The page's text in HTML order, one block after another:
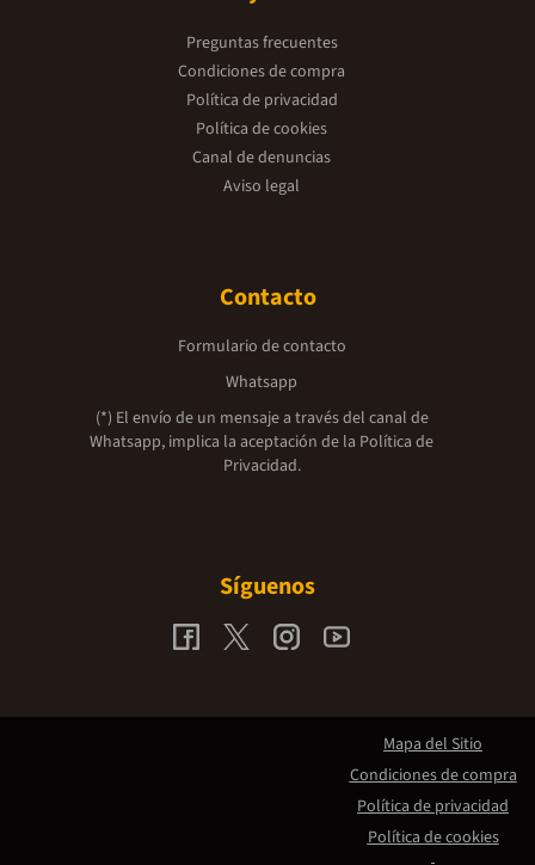
Preguntas frecuentes
Condiciones de compra
Política de privacidad
Política de cookies
Canal de denuncias
Aviso legal
Contacto
Formulario de contacto
Whatsapp
(*) El envío de un mensaje a través del canal de
Whatsapp, implica la aceptación de la Política de
Privacidad.
Síguenos
Mapa del Sitio
Condiciones de compra
Política de privacidad
Política de cookies